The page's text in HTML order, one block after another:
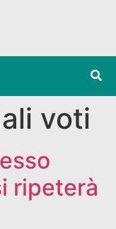
voti
ripeterà